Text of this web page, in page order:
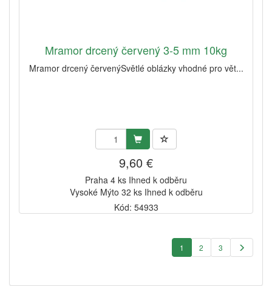
Mramor drcený červený 3-5 mm 10kg
Mramor drcený červenýSvětlé oblázky vhodné pro vět...
9,60 €
Praha 4 ks Ihned k odběru
Vysoké Mýto 32 ks Ihned k odběru
Kód: 54933
1 2 3